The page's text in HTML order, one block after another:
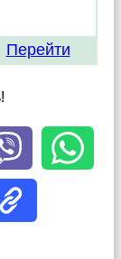
Перейти